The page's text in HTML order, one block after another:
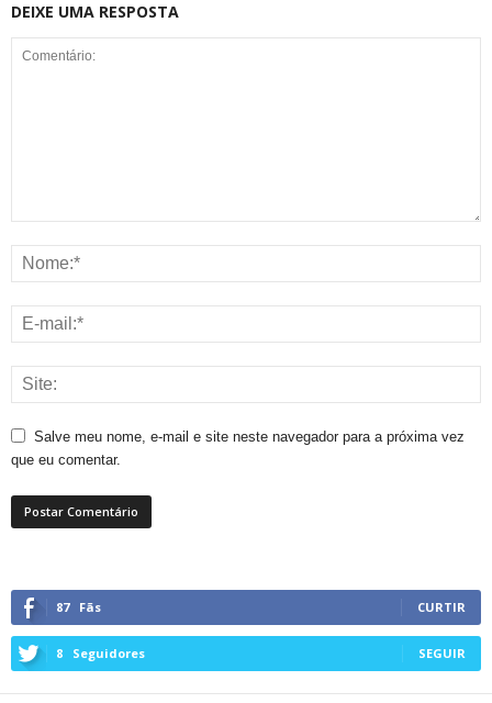
DEIXE UMA RESPOSTA
Salve meu nome, e-mail e site neste navegador para a próxima vez
que eu comentar.
87 Fãs CURTIR
8 Seguidores SEGUIR